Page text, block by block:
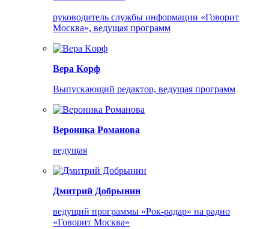
руководитель службы информации «Говорит
Москва», ведущая программ
Bepa Koрф
Выпускающий редактор, ведущая программ
Вероника Романова
ведущая
Дмитрий Добрынин
ведущий программы «Рок-радар» на радио
«Говорит Москва»